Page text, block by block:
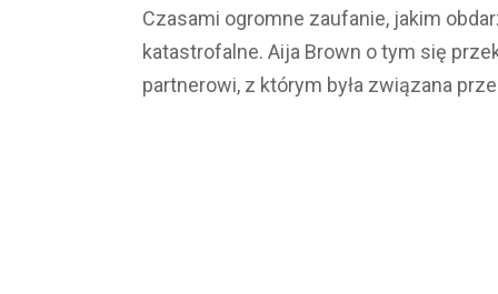
Czasami ogromne zaufanie, jakim
katastrofalne. Aija Brown o tym się
partnerowi, z którym była związana